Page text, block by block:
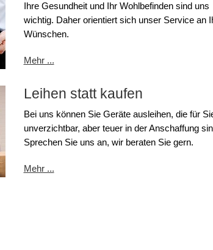
Ihre Gesundheit und Ihr Wohlbefinden sind uns
wichtig. Daher orientiert sich unser Service an
Wünschen.
Mehr ...
Leihen statt kaufen
Bei uns können Sie Geräte ausleihen, die für
unverzichtbar, aber teuer in der Anschaffung
Sprechen Sie uns an, wir beraten Sie gern.
Mehr ...